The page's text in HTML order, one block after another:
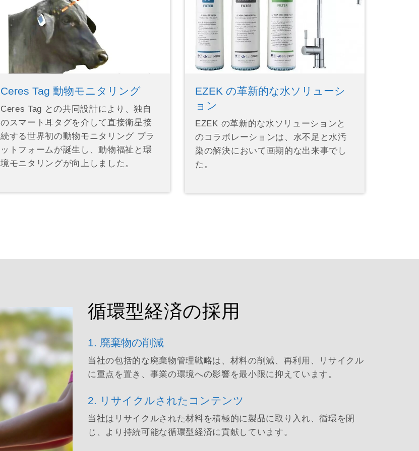
Ceres Tag 動物モニタリング
Ceres Tag との共同設計により、独自
のスマート耳タグを介して直接衛星接
続する世界初の動物モニタリング プラ
ットフォームが誕生し、動物福祉と環
境モニタリングが向上しました。
EZEK の革新的な水ソリューシ
ョン
EZEK の革新的な水ソリューションと
のコラボレーションは、水不足と水汚
染の解決において画期的な出来事でし
た。
循環型経済の採用
1. 廃棄物の削減
当社の包括的な廃棄物管理戦略は、材料の削減、再利用、リサイクル
に重点を置き、事業の環境への影響を最小限に抑えています。
2. リサイクルされたコンテンツ
当社はリサイクルされた材料を積極的に製品に取り入れ、循環を閉
じ、より持続可能な循環型経済に貢献しています。